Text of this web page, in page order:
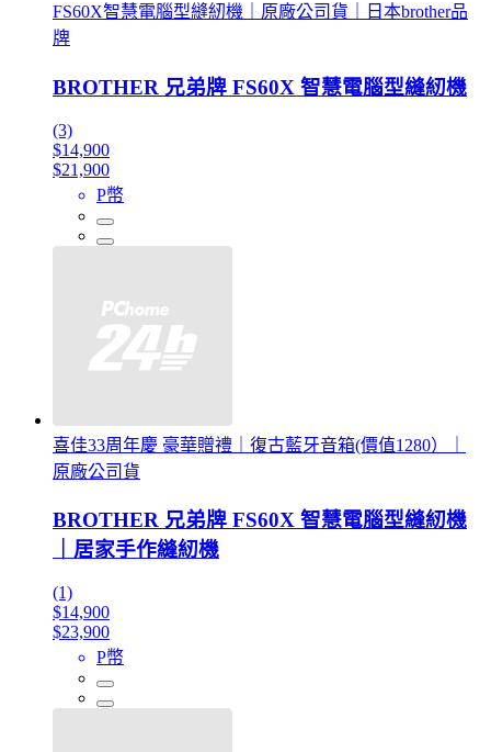
FS60X智慧電腦型縫紉機｜原廠公司貨｜日本brother品
牌
BROTHER 兄弟牌 FS60X 智慧電腦型縫紉機
(3)
$14,900
$21,900
P幣
喜佳33周年慶 豪華贈禮｜復古藍牙音箱(價值1280）｜
原廠公司貨
BROTHER 兄弟牌 FS60X 智慧電腦型縫紉機
｜居家手作縫紉機
(1)
$14,900
$23,900
P幣